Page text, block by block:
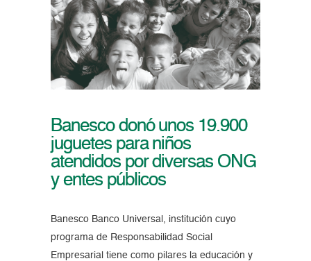
Banesco donó unos 19.900
juguetes para niños
atendidos por diversas ONG
y entes públicos
Banesco Banco Universal, institución cuyo
programa de Responsabilidad Social
Empresarial tiene como pilares la educación y